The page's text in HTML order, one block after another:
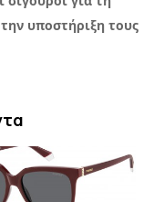
υποστήριξη τους